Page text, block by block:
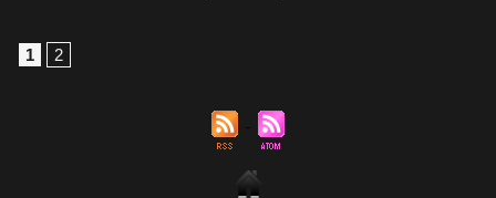
1 2